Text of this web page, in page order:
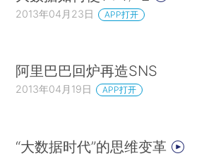
2013年04月23日 APP打开
阿里巴巴回炉再造SNS
2013年04月19日 APP打开
“大数据时代”的思维变革